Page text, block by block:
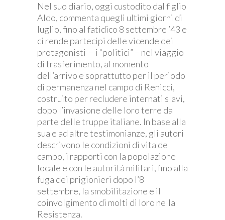
Nel suo diario, oggi custodito dal figlio
Aldo, commenta quegli ultimi giorni di
luglio, fino al fatidico 8 settembre ’43 e
ci rende partecipi delle vicende dei
protagonisti – i “politici” – nel viaggio
di trasferimento, al momento
dell’arrivo e soprattutto per il periodo
di permanenza nel campo di Renicci,
costruito per recludere internati slavi,
dopo l’invasione delle loro terre da
parte delle truppe italiane. In base alla
sua e ad altre testimonianze, gli autori
descrivono le condizioni di vita del
campo, i rapporti con la popolazione
locale e con le autorità militari, fino alla
fuga dei prigionieri dopo l’8
settembre, la smobilitazione e il
coinvolgimento di molti di loro nella
Resistenza.